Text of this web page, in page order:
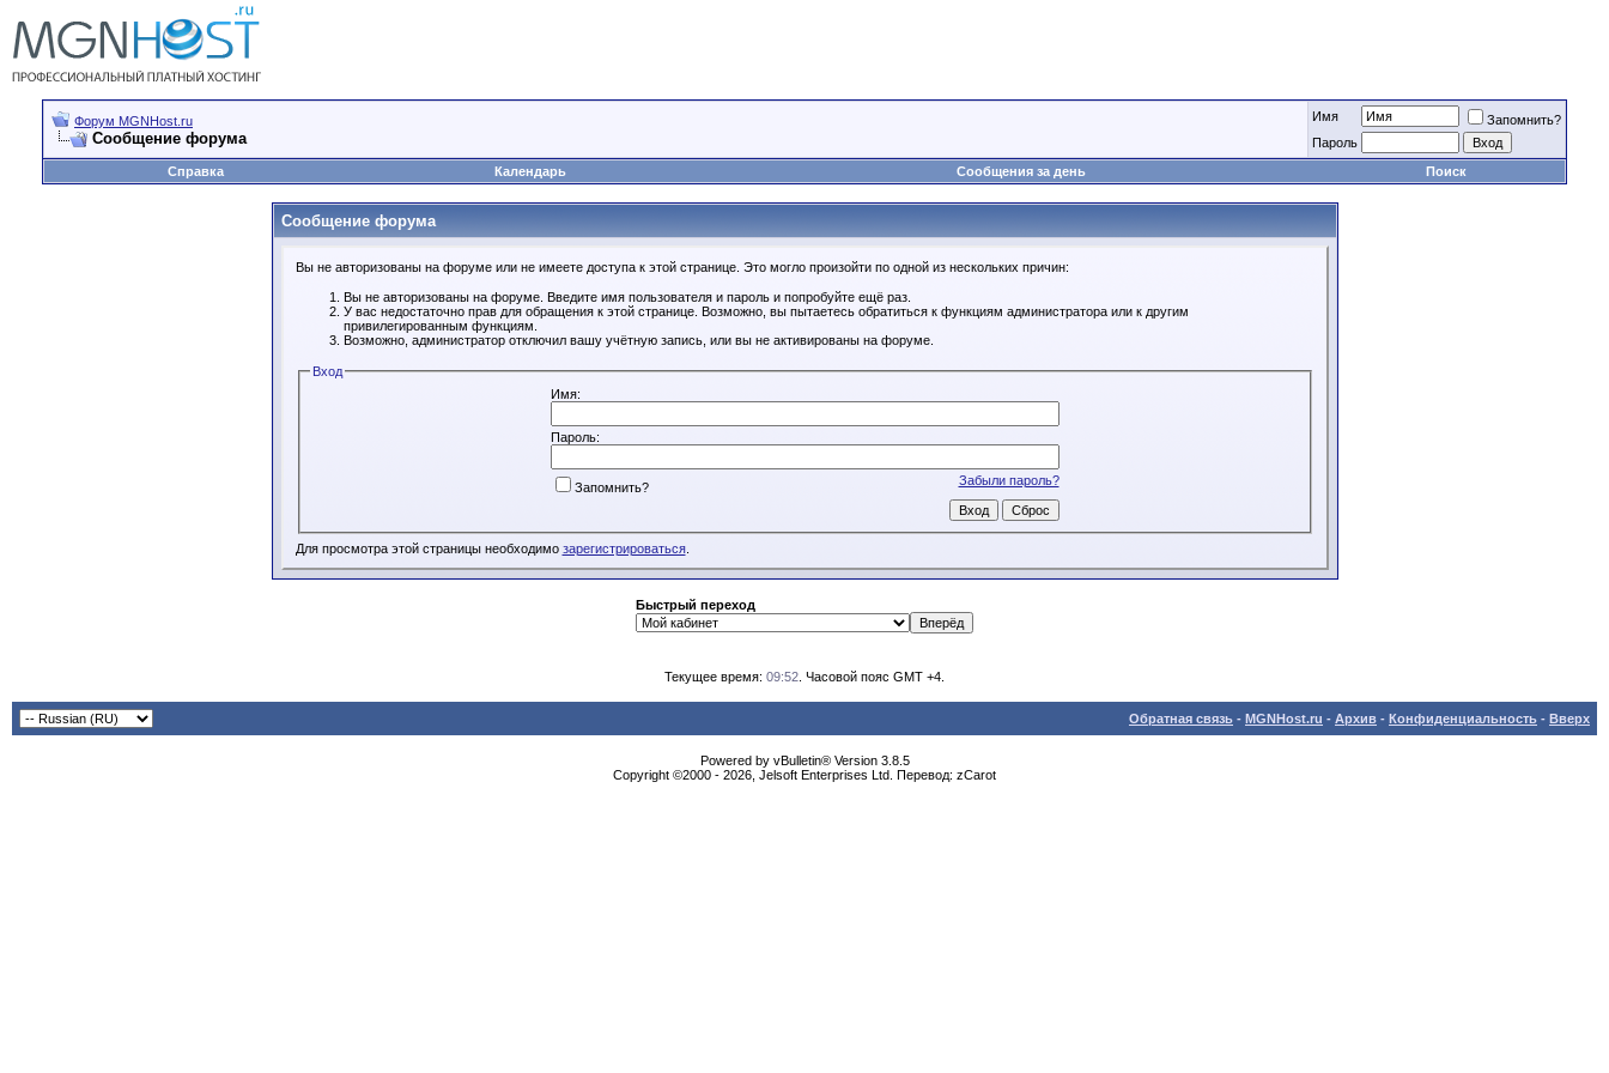
Форум MGNHost.ru
Сообщение форума
Имя
Запомнить?
Пароль
Справка
Календарь Сообщения за день Поиск
Сообщение форума
Вы не авторизованы на форуме или не имеете доступа к этой странице. Это могло произойти по одной из нескольких причин:
Вы не авторизованы на форуме. Введите имя пользователя и пароль и попробуйте ещё раз.
У вас недостаточно прав для обращения к этой странице. Возможно, вы пытаетесь обратиться к функциям администратора или к другим
привилегированным функциям.
Возможно, администратор отключил вашу учётную запись, или вы не активированы на форуме.
Вход
Имя:
Пароль:
Забыли пароль?
Запомнить?
Для просмотра этой страницы необходимо зарегистрироваться.
Быстрый переход
Текущее время: 09:52 . Часовой пояс GMT +4.
Обратная связь - MGNHost.ru - Архив - Конфиденциальность - Вверх
Powered by vBulletin® Version 3.8.5
Copyright ©2000 - 2026, Jelsoft Enterprises Ltd. Перевод: zCarot